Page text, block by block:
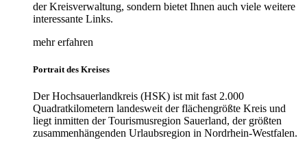
der Kreisverwaltung, sondern bietet Ihnen auch viele weitere
interessante Links.
mehr erfahren
Portrait des Kreises
Der Hochsauerlandkreis (HSK) ist mit fast 2.000
Quadratkilometern landesweit der flächengrößte Kreis und
liegt inmitten der Tourismusregion Sauerland, der größten
zusammenhängenden Urlaubsregion in Nordrhein-Westfalen.